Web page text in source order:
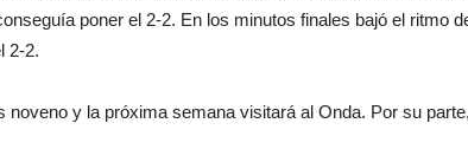
poner el 2-2. En los minutos finales bajó el ritmo
2-2.
y la próxima semana visitará al Onda. Por su